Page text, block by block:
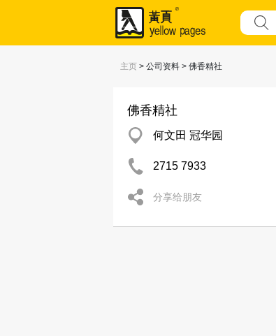
主页 > 公司资料 > 佛香精社
佛香精社
何文田 冠华园
2715 7933
分享给朋友